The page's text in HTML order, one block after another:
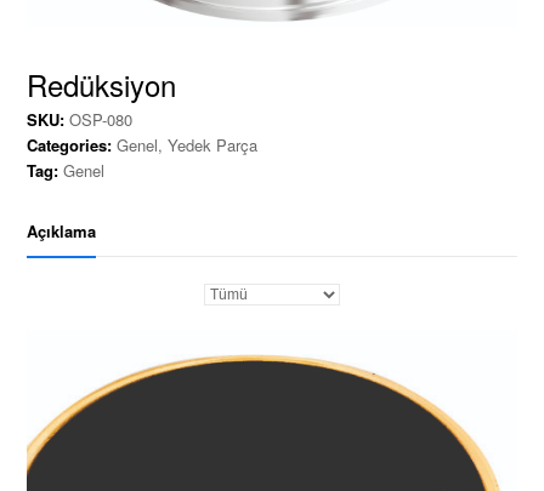
Redüksiyon
SKU: OSP-080
Categories: Genel,Yedek Parça
Tag: Genel
Açıklama